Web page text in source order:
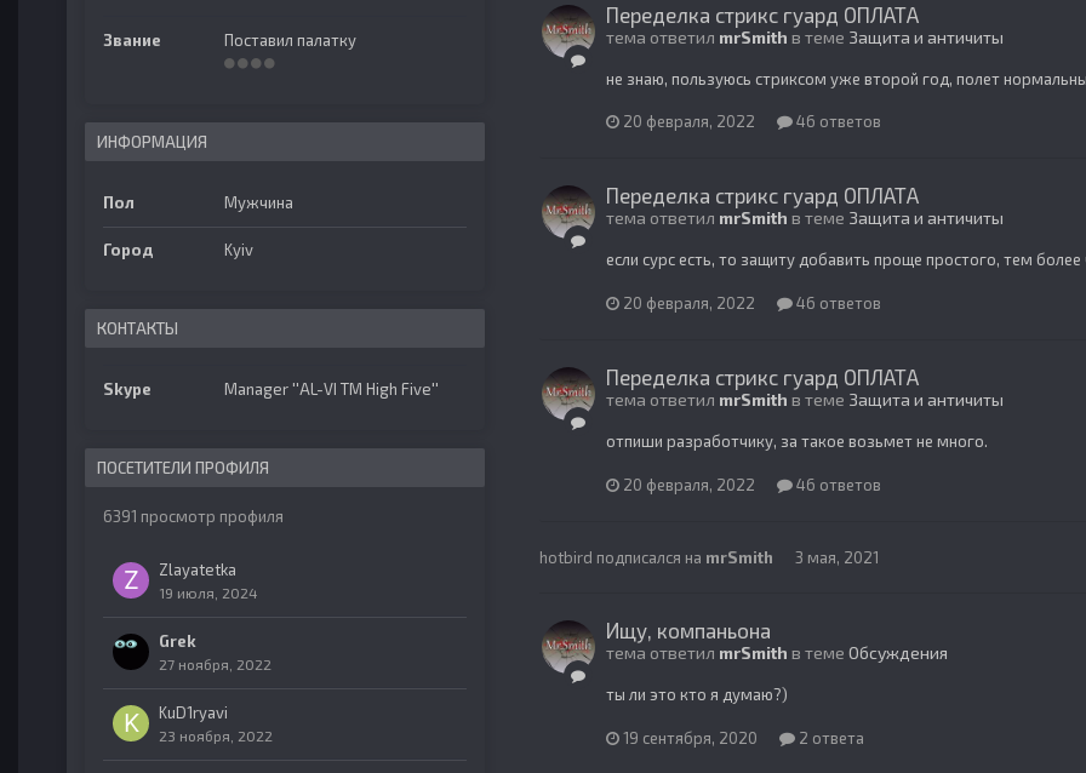
Звание Поставил палатку
ИНФОРМАЦИЯ
Пол Мужчина
Город Kyiv
КОНТАКТЫ
Skype Manager ''AL-VI TM High Five''
ПОСЕТИТЕЛИ ПРОФИЛЯ
6391 просмотр профиля
Zlayatetka
19 июля, 2024
Grek
27 ноября, 2022
KuD1ryavi
23 ноября, 2022
Переделка стрикс гуард ОПЛАТА
тема ответил mrSmith в теме Защита и античиты
не знаю, пользуюсь стриксом уже второй год, полет
20 февраля, 2022 46 ответов
Переделка стрикс гуард ОПЛАТА
тема ответил mrSmith в теме Защита и античиты
если сурс есть, то защиту добавить проще простого, тем
20 февраля, 2022 46 ответов
Переделка стрикс гуард ОПЛАТА
тема ответил mrSmith в теме Защита и античиты
отпиши разработчику, за такое возьмет не много.
20 февраля, 2022 46 ответов
hotbird подписался на mrSmith 3 мая, 2021
Ищу, компаньона
тема ответил mrSmith в теме Обсуждения
ты ли это кто я думаю?)
19 сентября, 2020 2 ответа